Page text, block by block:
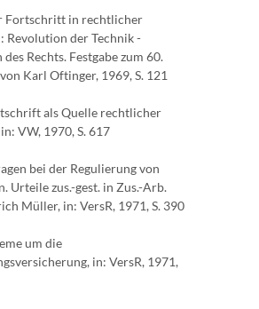
Fortschritt in rechtlicher
Revolution der Technik -
Rechts. Festgabe zum 60.
Karl Oftinger, 1969, S. 121
als Quelle rechtlicher
VW, 1970, S. 617
bei der Regulierung von
Urteile zus.-gest. in Zus.-Arb.
Müller, in: VersR, 1971, S. 390
um die
in: VersR, 1971,